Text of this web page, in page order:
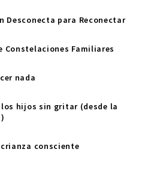
Desconecta para Reconectar
Constelaciones Familiares
nada
hijos sin gritar (desde la
consciente